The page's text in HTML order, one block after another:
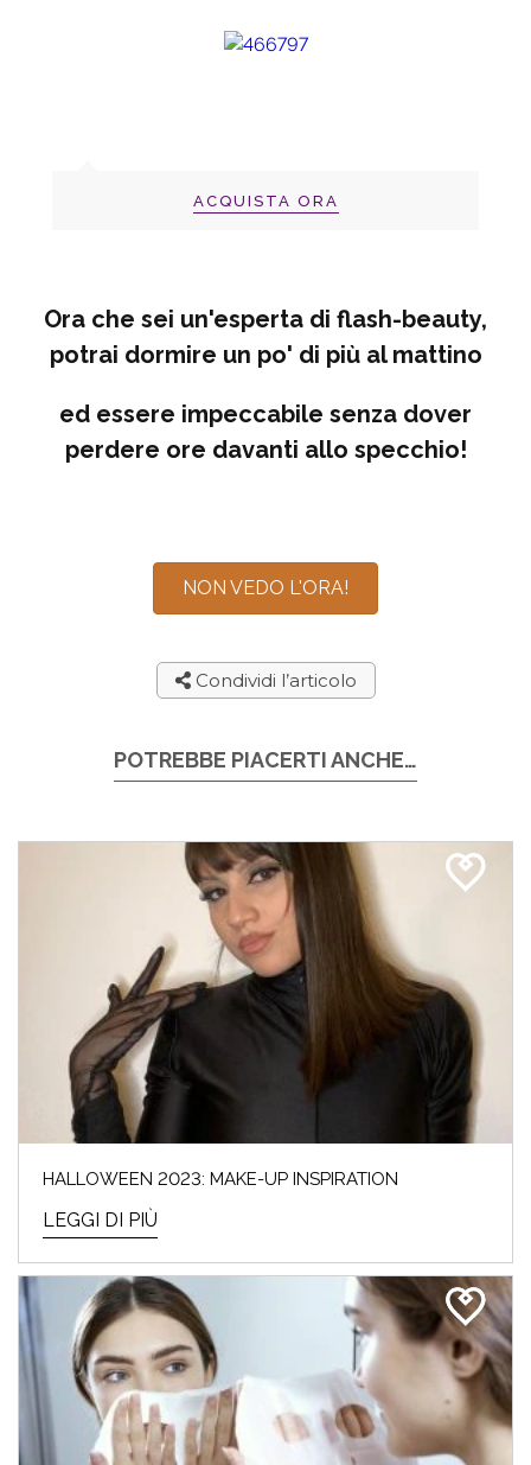
ACQUISTA ORA
Ora che sei un'esperta di flash-beauty,
potrai dormire un po' di più al mattino
ed essere impeccabile senza dover
perdere ore davanti allo specchio!
NON VEDO L'ORA!
Condividi l’articolo
POTREBBE PIACERTI ANCHE…
HALLOWEEN 2023: MAKE-UP INSPIRATION
LEGGI DI PIÙ